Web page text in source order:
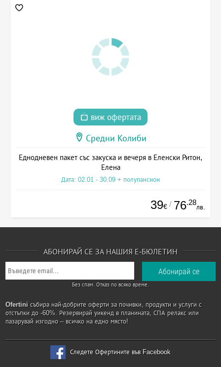
виж офертата
Средни Колиби
Еднодневен пакет със закуска и вечеря в Еленски Ритон,
Елена
Дата: 02.01 - 30.09 + полупансион
39€ / 76.28
лв.
АБОНИРАЙ СЕ ЗА НАШИЯ Е-БЮЛЕТИН
Без спам. Отказ по всяко време.
Ofertini събира най-добрите оферти за почивки, продукти и услуги с
отстъпки до -60%. Резервирай уикенд в планината, СПА релакс или
пазарувай изгодно – всичко на едно място!
Следете Офертините във Facebook